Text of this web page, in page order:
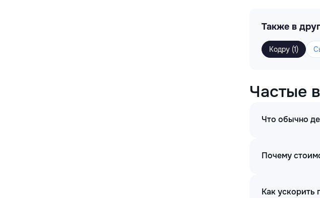
Также в
Кодру (1)
Частые
Что обычно
Почему
Как ускорить